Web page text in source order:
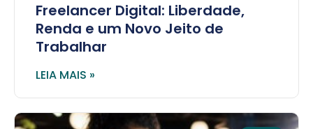
Freelancer Digital: Liberdade,
Renda e um Novo Jeito de
Trabalhar
LEIA MAIS »